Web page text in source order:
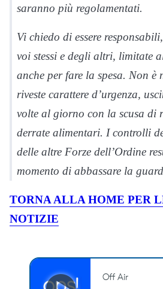
saranno più regolamentati.
Vi chiedo di essere
voi stessi e degli altri, limitate
anche per fare la spesa. Non è
riveste carattere d’urgenza,
volte al giorno con la scusa di
derrate alimentari. I controlli
delle altre Forze dell’Ordine
momento di abbassare la
TORNA ALLA HOME PER
NOTIZIE